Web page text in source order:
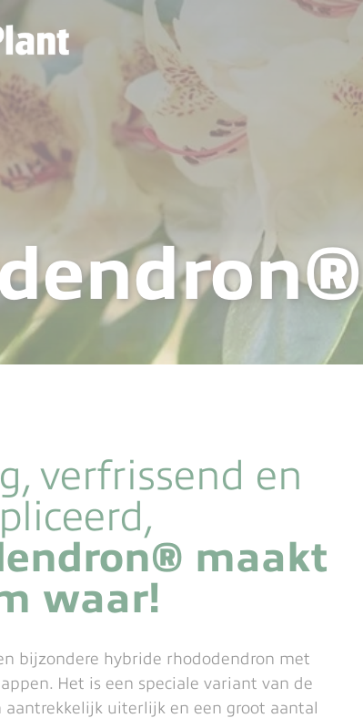
verfrissend en
maakt
waar!
bijzondere hybride rhododendron met
Het is een speciale variant van de
uiterlijk en een groot aantal